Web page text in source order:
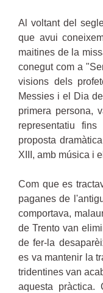
Al voltant del
que avui
maitines de la
conegut com a
visions dels
Messies i el Dia
primera persona,
representatiu
proposta
XIII, amb música i
Com que es
paganes de
comportava,
de Trento van
de fer-la
es va mantenir la
tridentines van
aquesta